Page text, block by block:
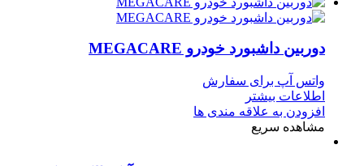
دوربین داشبورد خودرو MEGACARE
واتس آپ برای سفارش
اطلاعات بیشتر
افزودن به علاقه مندی ها
مشاهده سریع